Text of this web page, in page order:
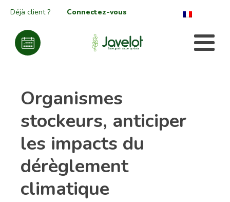
Déjà client ? Connectez-vous
Organismes
stockeurs, anticiper
les impacts du
dérèglement
climatique